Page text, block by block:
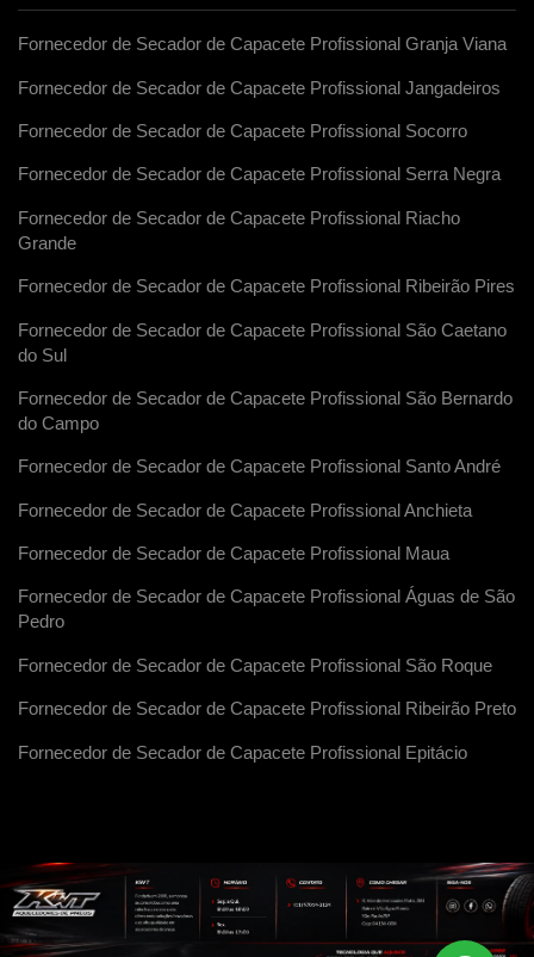
Fornecedor de Secador de Capacete Profissional Granja Viana
Fornecedor de Secador de Capacete Profissional Jangadeiros
Fornecedor de Secador de Capacete Profissional Socorro
Fornecedor de Secador de Capacete Profissional Serra Negra
Fornecedor de Secador de Capacete Profissional Riacho
Grande
Fornecedor de Secador de Capacete Profissional Ribeirão Pires
Fornecedor de Secador de Capacete Profissional São Caetano
do Sul
Fornecedor de Secador de Capacete Profissional São Bernardo
do Campo
Fornecedor de Secador de Capacete Profissional Santo André
Fornecedor de Secador de Capacete Profissional Anchieta
Fornecedor de Secador de Capacete Profissional Maua
Fornecedor de Secador de Capacete Profissional Águas de São
Pedro
Fornecedor de Secador de Capacete Profissional São Roque
Fornecedor de Secador de Capacete Profissional Ribeirão Preto
Fornecedor de Secador de Capacete Profissional Epitácio